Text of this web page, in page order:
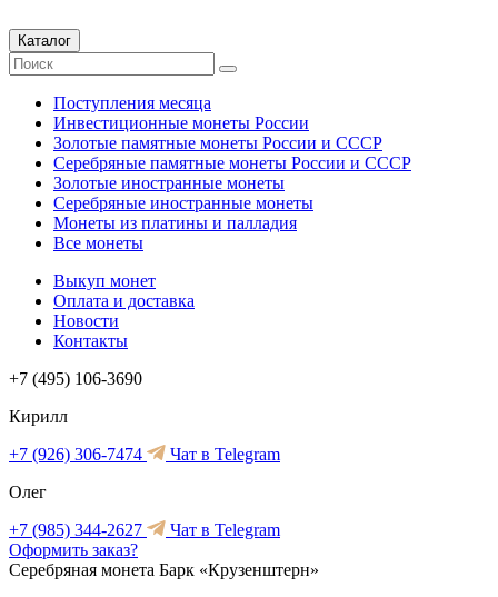
Каталог
Поступления месяца
Инвестиционные монеты России
Золотые памятные монеты России и СССР
Серебряные памятные монеты России и СССР
Золотые иностранные монеты
Серебряные иностранные монеты
Монеты из платины и палладия
Все монеты
Выкуп монет
Оплата и доставка
Новости
Контакты
+7 (495) 106-3690
Кирилл
+7 (926) 306-7474
Чат в Telegram
Олег
+7 (985) 344-2627
Чат в Telegram
Оформить заказ?
Серебряная монета Барк «Крузенштерн»